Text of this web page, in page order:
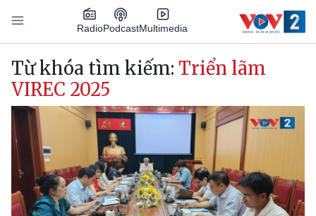
Nhảy đến nội dung
RadioPodcastMultimedia
Main navigation
Từ khóa tìm kiếm: Triển lãm
VIREC 2025